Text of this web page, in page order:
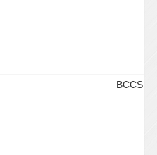
BCCS